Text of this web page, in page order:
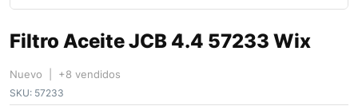
Filtro Aceite JCB 4.4 57233 Wix
Nuevo | +8 vendidos
SKU: 57233